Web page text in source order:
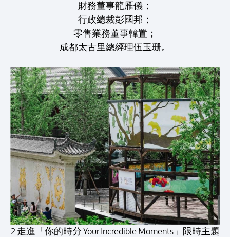
財務董事龍雁儀；
行政總裁彭國邦；
零售業務董事韓置；
成都太古里總經理伍玉珊。
2 走進「你的時分 Your Incredible Moments」限時主題